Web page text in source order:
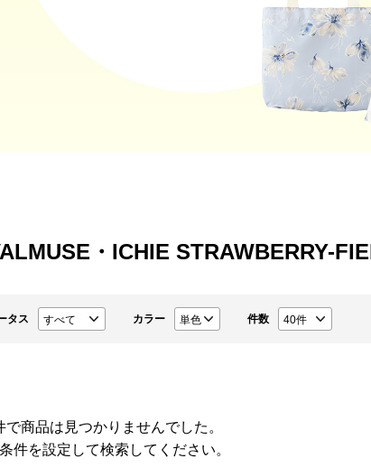
・ICHIE STRAWBERRY-
タス カラー 件数
で商品は見つかりませんでした。
件を設定して検索してください。